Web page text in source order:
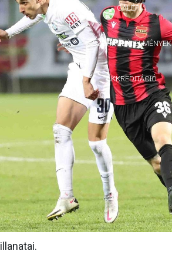
GALÉRIA
SZURKOLÓI ÉLMÉNYEK
AKKREDITÁCIÓ